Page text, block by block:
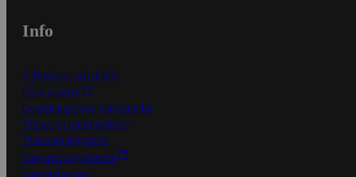
Info
S-Business yrityksille
Oiva-raportit
Osuuskauppojen yhteystiedot
Tilaus- ja toimitusehdot
Tietosuojakäytäntö
Palvelun käyttöehdot
Saavutettavuus